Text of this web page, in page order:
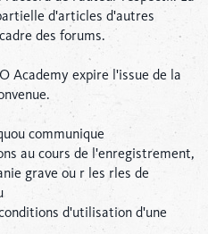
d'articles d'autres
des forums.
Academy expire l'issue de la
communique
au cours de l'enregistrement,
grave ou r les rles de
d'utilisation d'une